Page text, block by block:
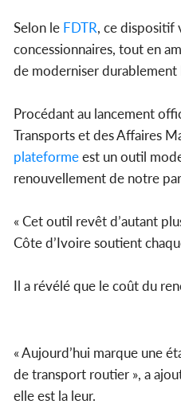
Selon le FDTR, ce dispositif
concessionnaires, tout en
de moderniser
Procédant au lancement
Transports et des Affaires
plateformeest un outil
renouvellement de notre
« Cet outil revêt d’autant
Côte d’Ivoire soutient
Il a révélé que le coût du
« Aujourd’hui marque une
de transport routier », a
elle est la leur.